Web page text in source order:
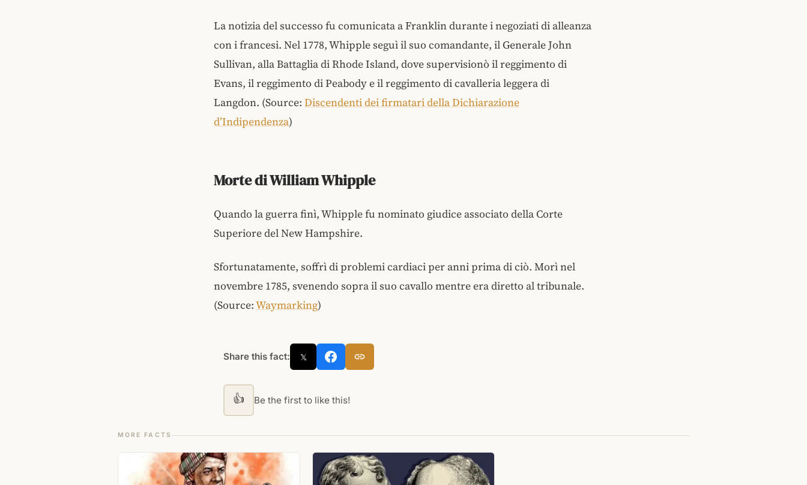
La notizia del successo fu comunicata a Franklin durante i negoziati di alleanza
con i francesi. Nel 1778, Whipple seguì il suo comandante, il Generale John
Sullivan, alla Battaglia di Rhode Island, dove supervisionò il reggimento di
Evans, il reggimento di Peabody e il reggimento di cavalleria leggera di
Langdon. (Source: Discendenti dei firmatari della Dichiarazione
d’Indipendenza)
Morte di William Whipple
Quando la guerra finì, Whipple fu nominato giudice associato della Corte
Superiore del New Hampshire.
Sfortunatamente, soffrì di problemi cardiaci per anni prima di ciò. Morì nel
novembre 1785, svenendo sopra il suo cavallo mentre era diretto al tribunale.
(Source:Waymarking)
Share this fact: 𝕏
👍 Be the first to like this!
MORE FACTS